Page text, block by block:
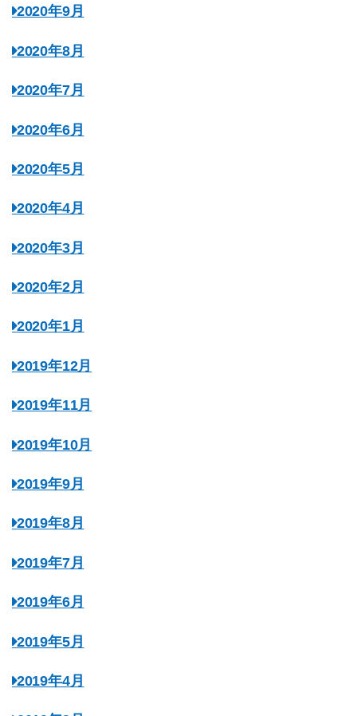
2020年9月
2020年8月
2020年7月
2020年6月
2020年5月
2020年4月
2020年3月
2020年2月
2020年1月
2019年12月
2019年11月
2019年10月
2019年9月
2019年8月
2019年7月
2019年6月
2019年5月
2019年4月